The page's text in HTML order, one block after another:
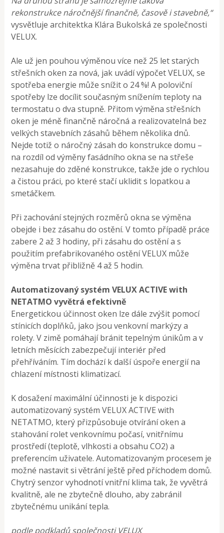
rekonstrukce náročnější finančně, časově i stavebně,“
vysvětluje architektka Klára Bukolská ze společnosti
VELUX.
Ale už jen pouhou výměnou více než 25 let starých
střešních oken za nová, jak uvádí výpočet VELUX, se
spotřeba energie může snížit o 24 %! A poloviční
spotřeby lze docílit současným snížením teploty na
termostatu o dva stupně. Přitom výměna střešních
oken je méně finančně náročná a realizovatelná bez
velkých stavebních zásahů během několika dnů.
Nejde totiž o náročný zásah do konstrukce domu –
na rozdíl od výměny fasádního okna se na střeše
nezasahuje do zděné konstrukce, takže jde o rychlou
a čistou práci, po které stačí uklidit s lopatkou a
smetáčkem.
Při zachování stejných rozměrů okna se výměna
obejde i bez zásahu do ostění. V tomto případě práce
zabere 2 až 3 hodiny, při zásahu do ostění a s
použitím prefabrikovaného ostění VELUX může
výměna trvat přibližně 4 až 5 hodin.
Automatizovaný systém VELUX ACTIVE with
NETATMO vyvětrá efektivně
Energetickou účinnost oken lze dále zvýšit pomocí
stínicích doplňků, jako jsou venkovní markýzy a
rolety. V zimě pomáhají bránit tepelným únikům a v
letních měsících zabezpečují interiér před
přehříváním. Tím dochází k další úspoře energií na
chlazení místnosti klimatizací.
K dosažení maximální účinnosti je k dispozici
automatizovaný systém VELUX ACTIVE with
NETATMO, který přizpůsobuje otvírání oken a
stahování rolet venkovnímu počasí, vnitřnímu
prostředí (teplotě, vlhkosti a obsahu CO2) a
preferencím uživatele. Automatizovaným procesem je
možné nastavit si větrání ještě před příchodem domů.
Chytrý senzor vyhodnotí vnitřní klima tak, že vyvětrá
kvalitně, ale ne zbytečně dlouho, aby zabránil
zbytečnému unikání tepla.
podle podkladů společnosti VELUX